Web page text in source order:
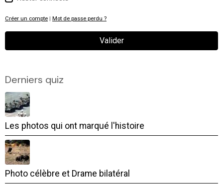
Créer un compte Mot de passe perdu ?
Valider
Derniers quiz
Les photos qui ont marqué l'histoire
Photo célèbre et Drame bilatéral